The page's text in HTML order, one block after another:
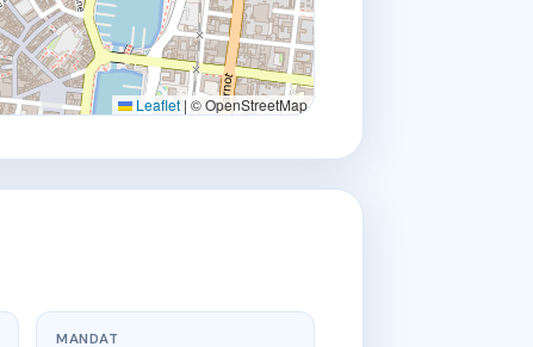
Leaflet | © OpenStreetMap
MANDAT